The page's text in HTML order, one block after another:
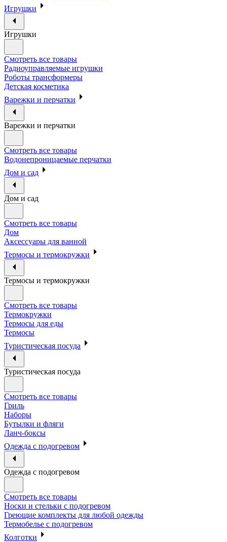
Игрушки
Игрушки
Смотреть все товары
Радиоуправляемые игрушки
Роботы трансформеры
Детская косметика
Варежки и перчатки
Варежки и перчатки
Смотреть все товары
Водонепроницаемые перчатки
Дом и сад
Дом и сад
Смотреть все товары
Дом
Аксессуары для ванной
Термосы и термокружки
Термосы и термокружки
Смотреть все товары
Термокружки
Термосы для еды
Термосы
Туристическая посуда
Туристическая посуда
Смотреть все товары
Гриль
Наборы
Бутылки и фляги
Ланч-боксы
Одежда с подогревом
Одежда с подогревом
Смотреть все товары
Носки и стельки с подогревом
Греющие комплекты для любой одежды
Термобелье с подогревом
Колготки